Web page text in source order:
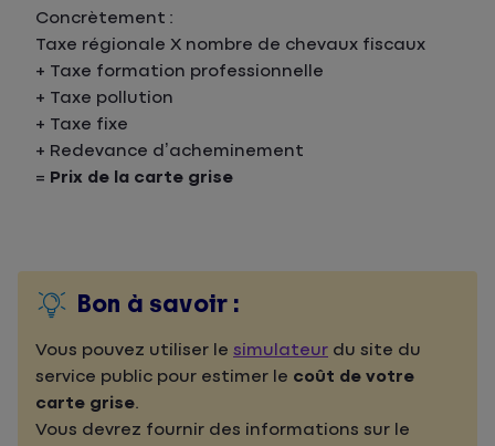
Concrètement :
Taxe régionale X nombre de chevaux fiscaux
+ Taxe formation professionnelle
+ Taxe pollution
+ Taxe fixe
+ Redevance d’acheminement
= Prix de la carte grise
Bon à savoir :
Vous pouvez utiliser le simulateur du site du
service public pour estimer le coût de votre
carte grise.
Vous devrez fournir des informations sur le